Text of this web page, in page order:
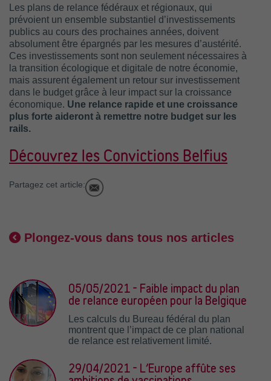
Les plans de relance fédéraux et régionaux, qui
prévoient un ensemble substantiel d’investissements
publics au cours des prochaines années, doivent
absolument être épargnés par les mesures d’austérité.
Ces investissements sont non seulement nécessaires à
la transition écologique et digitale de notre économie,
mais assurent également un retour sur investissement
dans le budget grâce à leur impact sur la croissance
économique. Une relance rapide et une croissance
plus forte aideront à remettre notre budget sur les
rails.
Découvrez les Convictions Belfius
Partagez cet article:
Plongez-vous dans tous nos articles
05/05/2021 - Faible impact du plan
de relance européen pour la Belgique
Les calculs du Bureau fédéral du plan
montrent que l’impact de ce plan national
de relance est relativement limité.
29/04/2021 - L’Europe affûte ses